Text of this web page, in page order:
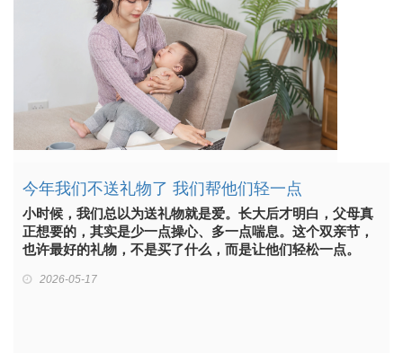
今年我们不送礼物了 我们帮他们轻一点
小时候，我们总以为送礼物就是爱。长大后才明白，父母真
正想要的，其实是少一点操心、多一点喘息。这个双亲节，
也许最好的礼物，不是买了什么，而是让他们轻松一点。
2026-05-17